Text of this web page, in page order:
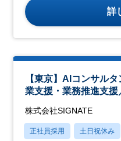
詳
【東京】AIコンサル
業支援・業務推進支援
株式会社SIGNATE
正社員採用 土日祝休み